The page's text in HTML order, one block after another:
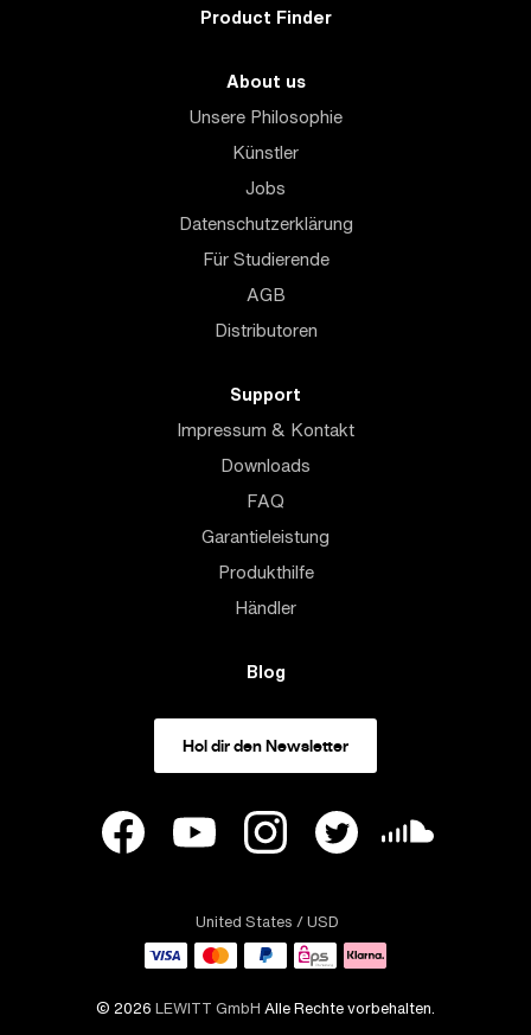
Product Finder
About us
Unsere Philosophie
Künstler
Jobs
Datenschutzerklärung
Für Studierende
AGB
Distributoren
Support
Impressum & Kontakt
Downloads
FAQ
Garantieleistung
Produkthilfe
Händler
Blog
Hol dir den Newsletter
United States / USD
© 2026 LEWITT GmbH Alle Rechte vorbehalten.